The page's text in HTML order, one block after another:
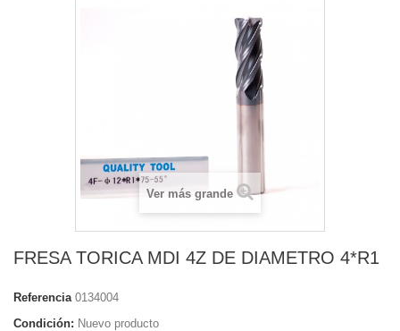
Ver más grande
FRESA TORICA MDI 4Z DE DIAMETRO 4*R1
Referencia 0134004
Condición: Nuevo producto